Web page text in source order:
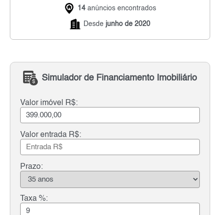
14 anúncios encontrados
Desde junho de 2020
Simulador de Financiamento Imobiliário
Valor imóvel R$:
Valor entrada R$:
Prazo:
Taxa %: